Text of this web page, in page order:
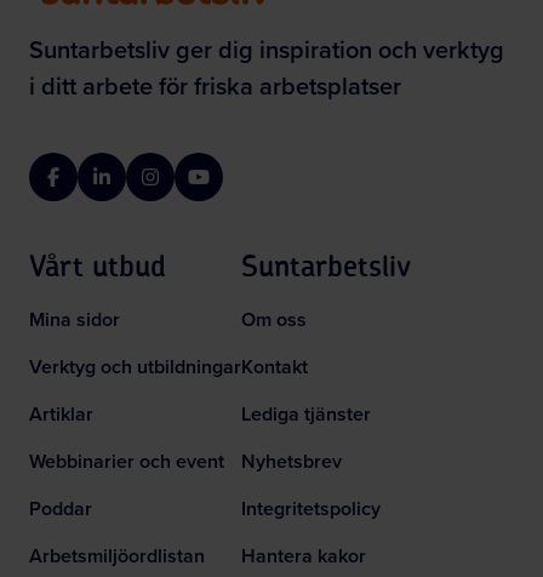
Suntarbetsliv ger dig inspiration och verktyg
i ditt arbete för friska arbetsplatser
FacebookLinkedInInstagramYouTube
Vårt utbud
Mina sidor
Verktyg och utbildningar
Artiklar
Webbinarier och event
Poddar
Arbetsmiljöordlistan
Suntarbetsliv
Om oss
Kontakt
Lediga tjänster
Nyhetsbrev
Integritetspolicy
Hantera kakor